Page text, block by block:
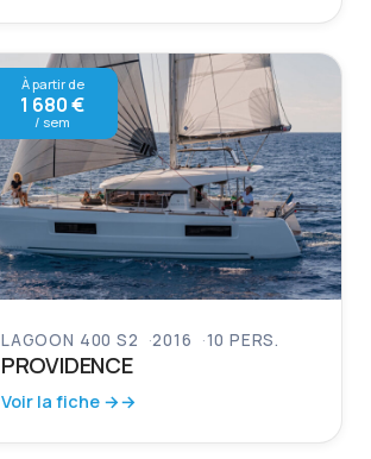
À partir de
1 680 €
/ sem
LAGOON 400 S2 2016 10 PERS.
PROVIDENCE
Voir la fiche →